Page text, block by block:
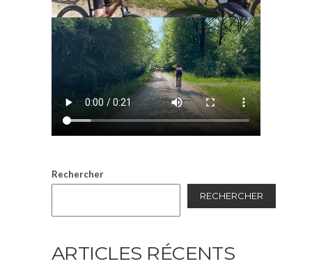
Rechercher
RECHERCHER
ARTICLES RÉCENTS